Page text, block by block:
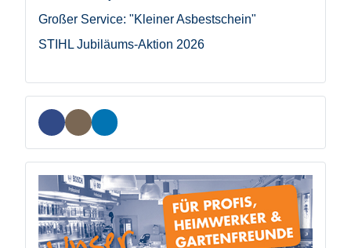
Großer Service: "Kleiner Asbestschein"
STIHL Jubiläums-Aktion 2026